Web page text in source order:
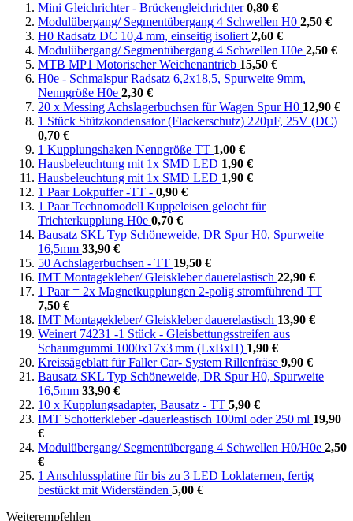
Mini Gleichrichter - Brückengleichrichter0,80 €
Modulübergang/ Segmentübergang 4 Schwellen H0 2,50 €
H0 Radsatz DC 10,4 mm, einseitig isoliert 2,60 €
Modulübergang/ Segmentübergang 4 Schwellen H0e 2,50 €
MTB MP1 Motorischer Weichenantrieb 15,50 €
H0e - Schmalspur Radsatz 6,2x18,5, Spurweite 9mm,
Nenngröße H0e 2,30 €
20 x Messing Achslagerbuchsen für Wagen Spur H0 12,90 €
1 Stück Stützkondensator (Flackerschutz) 220µF, 25V (DC)
0,70 €
1 Kupplungshaken Nenngröße TT 1,00 €
Hausbeleuchtung mit 1x SMD LED 1,90 €
Hausbeleuchtung mit 1x SMD LED 1,90 €
1 Paar Lokpuffer -TT - 0,90 €
1 Paar Technomodell Kuppeleisen gelocht für
Trichterkupplung H0e 0,70 €
Bausatz SKL Typ Schöneweide, DR Spur H0, Spurweite
16,5mm 33,90 €
50 Achslagerbuchsen - TT 19,50 €
IMT Montagekleber/ Gleiskleber dauerelastisch 22,90 €
1 Paar = 2x Magnetkupplungen 2-polig stromführend TT
7,50 €
IMT Montagekleber/ Gleiskleber dauerelastisch 13,90 €
Weinert 74231 -1 Stück - Gleisbettungsstreifen aus
Schaumgummi 1000x17x3 mm (LxBxH) 1,90 €
Kreissägeblatt für Faller Car- System Rillenfräse 9,90 €
Bausatz SKL Typ Schöneweide, DR Spur H0, Spurweite
16,5mm 33,90 €
10 x Kupplungsadapter, Bausatz - TT 5,90 €
IMT Schotterkleber -dauerleastisch 100ml oder 250 ml 19,90
€
Modulübergang/ Segmentübergang 4 Schwellen H0/H0e 2,50
€
1 Anschlussplatine für bis zu 3 LED Loklaternen, fertig
bestückt mit Widerständen 5,00 €
Weiterempfehlen